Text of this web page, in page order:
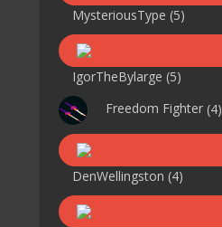
MysteriousType (5)
IgorTheBylarge (5)
Freedom Fighter (4)
DenWellingston (4)